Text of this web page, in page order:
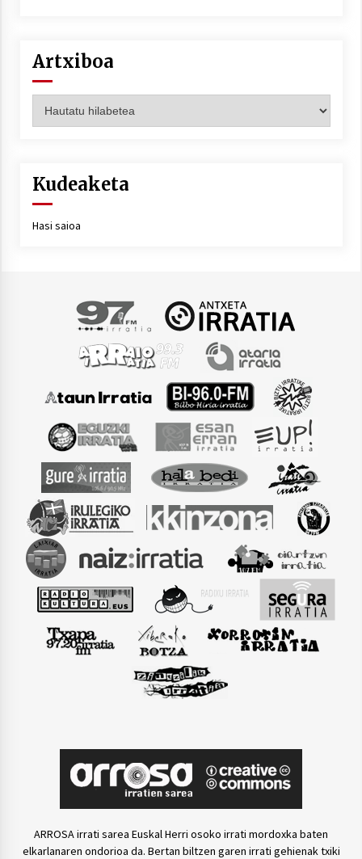
Artxiboa
Kudeaketa
Hasi saioa
ARROSA irrati sarea Euskal Herri osoko irrati mordoxka baten
elkarlanaren ondorioa da. Bertan biltzen garen irrati gehienak txiki